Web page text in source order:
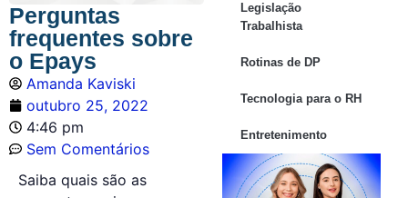
Perguntas
frequentes sobre
o Epays
Amanda Kaviski
outubro 25, 2022
4:46 pm
Sem Comentários
Saiba quais são as
Legislação
Trabalhista
Rotinas de DP
Tecnologia para o RH
Entretenimento